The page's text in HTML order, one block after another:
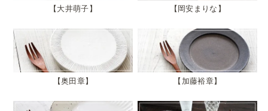
大井萌子 岡安まりな
奥田章 加藤裕章